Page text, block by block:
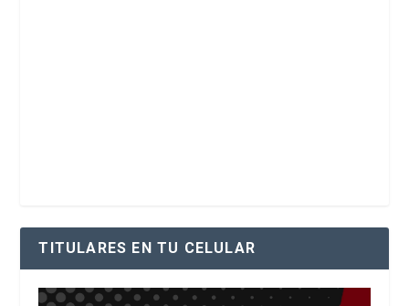
TITULARES EN TU CELULAR